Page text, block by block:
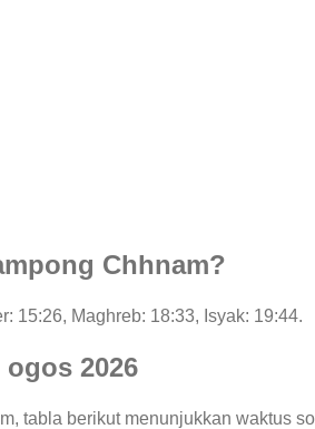
Chhnam?
15:26, Maghreb: 18:33, Isyak: 19:44.
2026
tabla berikut menunjukkan waktus